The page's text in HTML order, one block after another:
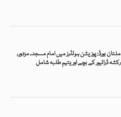
ملتان بورڈ: پوزیشن ہولڈرز میں امام مسجد، مزدور،
رکشہ ڈرائیور کے بچے اور یتیم طلبہ شامل